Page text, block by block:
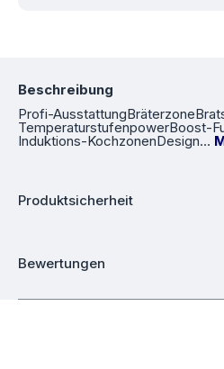
Beschreibung
Profi-
TemperaturstufenpowerBoost-
Induktions-KochzonenDesign…
Produktsicherheit
Bewertungen